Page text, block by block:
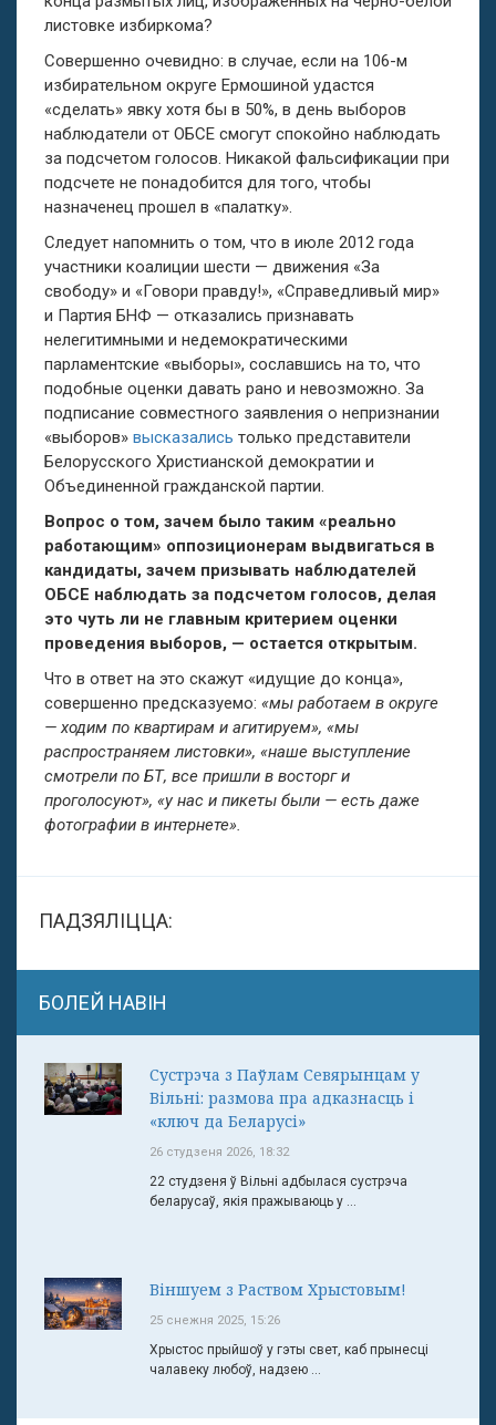
листовке избиркома?
Совершенно очевидно: в случае, если на 106-м
избирательном округе Ермошиной удастся
«сделать» явку хотя бы в 50%, в день выборов
наблюдатели от ОБСЕ смогут спокойно наблюдать
за подсчетом голосов. Никакой фальсификации при
подсчете не понадобится для того, чтобы
назначенец прошел в «палатку».
Следует напомнить о том, что в июле 2012 года
участники коалиции шести — движения «За
свободу» и «Говори правду!», «Справедливый мир»
и Партия БНФ — отказались признавать
нелегитимными и недемократическими
парламентские «выборы», сославшись на то, что
подобные оценки давать рано и невозможно. За
подписание совместного заявления о непризнании
«выборов» высказались только представители
Белорусского Христианской демократии и
Объединенной гражданской партии.
Вопрос о том, зачем было таким «реально
работающим» оппозиционерам выдвигаться в
кандидаты, зачем призывать наблюдателей
ОБСЕ наблюдать за подсчетом голосов, делая
это чуть ли не главным критерием оценки
проведения выборов, — остается открытым.
Что в ответ на это скажут «идущие до конца»,
совершенно предсказуемо: «мы работаем в округе
— ходим по квартирам и агитируем», «мы
распространяем листовки», «наше выступление
смотрели по БТ, все пришли в восторг и
проголосуют», «у нас и пикеты были — есть даже
фотографии в интернете».
ПАДЗЯЛІЦЦА:
БОЛЕЙ НАВІН
Сустрэча з Паўлам Севярынцам у
Вільні: размова пра адказнасць і
«ключ да Беларусі»
26 студзеня 2026, 18:32
22 студзеня ў Вільні адбылася сустрэча
беларусаў, якія пражываюць у ...
Віншуем з Раством Хрыстовым!
25 снежня 2025, 15:26
Хрыстос прыйшоў у гэты свет, каб прынесці
чалавеку любоў, надзею ...